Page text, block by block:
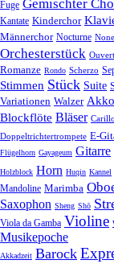
Fuge Gemischter
Kantate Kinderchor
Männerchor Nocturne
Orchesterstück
Romanze Rondo Scherzo
Stimmen Stück Suite
Variationen Walzer
Blockflöte Bläser
Doppeltrichtertrompete E-
Flügelhorn Gayageum Gitarre
Holzblock Horn Huqin Kannel
Mandoline Marimba
Saxophon Sheng Shō
Viola da Gamba Violine
Musikepoche
Akkadzeit Barock